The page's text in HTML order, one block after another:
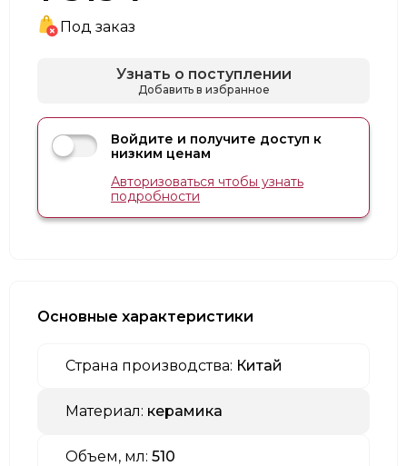
Под заказ
Узнать о поступлении
Добавить в избранное
Войдите и получите доступ к
низким ценам
Авторизоваться чтобы узнать
подробности
Основные характеристики
Страна производства: Китай
Материал: керамика
Объем, мл: 510